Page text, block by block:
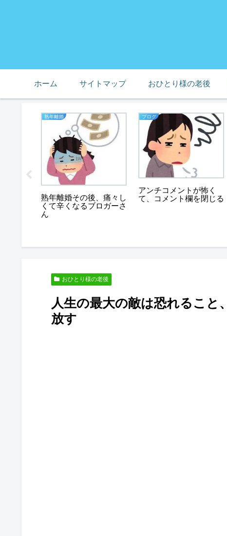
ホーム サイトマップ おひとり様の老後
熟年離婚
熟年離婚その後、痛々し
くて辛くなるブロガーさ
ん
ブログ
アンチコメントが怖く
て、コメント欄を閉じる
おひとり様の老後
人生の最大の敵は恐れること
放す